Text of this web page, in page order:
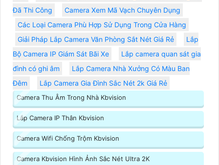
Đã Thi Công
Camera Xem Mã Vạch Chuyên Dụng
Các Loại Camera Phù Hợp Sử Dụng Trong Cửa Hàng
Giải Pháp Lắp Camera Văn Phòng Sắt Nét Giá Rẻ
Lắp
Bộ Camera IP Giám Sát Bãi Xe
Lắp camera quan sát gia
đình có ghi âm
Lắp Camera Nhà Xưởng Có Màu Ban
Đêm
Lắp Camera Gia Đình Sắc Nét 2k Giá Rẻ
Camera Thu Âm Trong Nhà Kbvision
Lắp Camera IP Thân Kbvision
Camera Wifi Chống Trộm Kbvision
Camera Kbvision Hình Ảnh Sắc Nét Ultra 2K